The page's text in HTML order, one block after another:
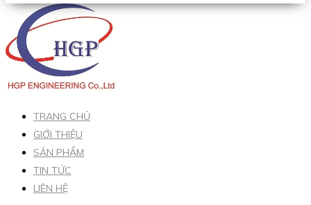
TRANG CHỦ
GIỚI THIỆU
SẢN PHẨM
TIN TỨC
LIÊN HỆ